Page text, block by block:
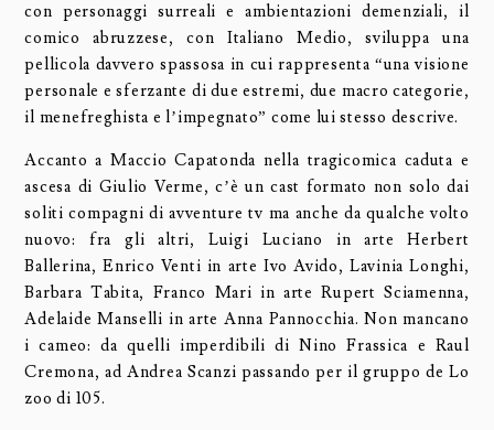
con personaggi surreali e ambientazioni demenziali, il
comico abruzzese, con Italiano Medio, sviluppa una
pellicola davvero spassosa in cui rappresenta “una visione
personale e sferzante di due estremi, due macro categorie,
il menefreghista e l’impegnato” come lui stesso descrive.
Accanto a Maccio Capatonda nella tragicomica caduta e
ascesa di Giulio Verme, c’è un cast formato non solo dai
soliti compagni di avventure tv ma anche da qualche volto
nuovo: fra gli altri, Luigi Luciano in arte Herbert
Ballerina, Enrico Venti in arte Ivo Avido, Lavinia Longhi,
Barbara Tabita, Franco Mari in arte Rupert Sciamenna,
Adelaide Manselli in arte Anna Pannocchia. Non mancano
i cameo: da quelli imperdibili di Nino Frassica e Raul
Cremona, ad Andrea Scanzi passando per il gruppo de Lo
zoo di 105.